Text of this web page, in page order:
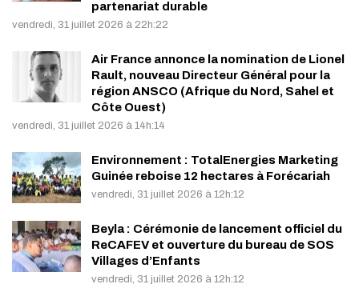
partenariat durable
vendredi, 31 juillet 2026 à 22h:22
Air France annonce la nomination de Lionel
Rault, nouveau Directeur Général pour la
région ANSCO (Afrique du Nord, Sahel et
Côte Ouest)
vendredi, 31 juillet 2026 à 14h:14
Environnement : TotalEnergies Marketing
Guinée reboise 12 hectares à Forécariah
vendredi, 31 juillet 2026 à 12h:12
Beyla : Cérémonie de lancement officiel du
ReCAFEV et ouverture du bureau de SOS
Villages d’Enfants
vendredi, 31 juillet 2026 à 12h:12